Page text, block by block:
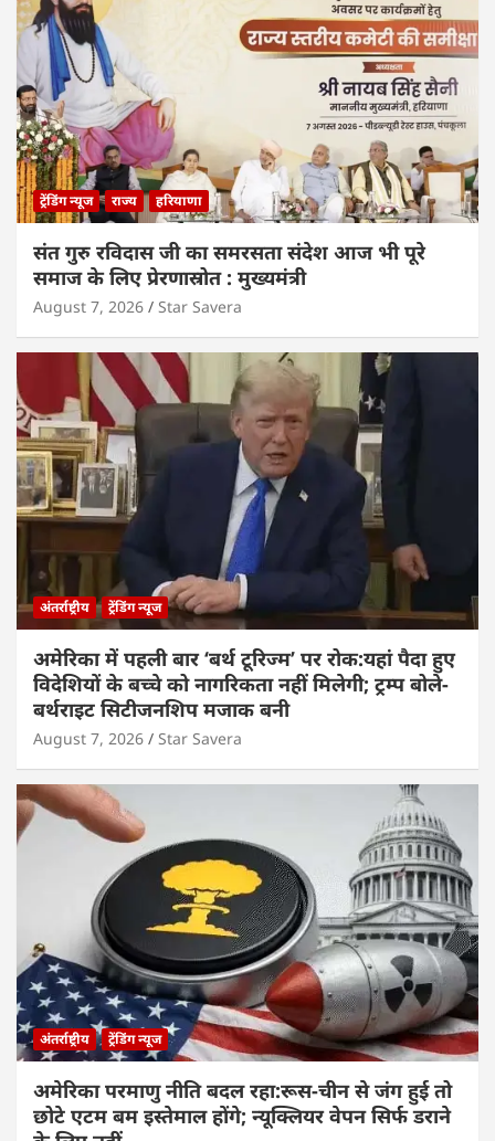
ट्रेंडिंग न्यूज राज्य हरियाणा
संत गुरु रविदास जी का समरसता संदेश आज भी पूरे
समाज के लिए प्रेरणास्रोत : मुख्यमंत्री
August 7, 2026 Star Savera
अंतर्राष्ट्रीय ट्रेंडिंग न्यूज
अमेरिका में पहली बार ‘बर्थ टूरिज्म’ पर रोक:यहां पैदा हुए
विदेशियों के बच्चे को नागरिकता नहीं मिलेगी; ट्रम्प बोले-
बर्थराइट सिटीजनशिप मजाक बनी
August 7, 2026 Star Savera
अंतर्राष्ट्रीय ट्रेंडिंग न्यूज
अमेरिका परमाणु नीति बदल रहा:रूस-चीन से जंग हुई तो
छोटे एटम बम इस्तेमाल होंगे; न्यूक्लियर वेपन सिर्फ डराने